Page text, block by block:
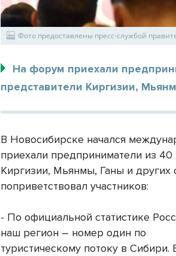
Фото предоставлены пресс-службой
На форум приехали
представители Киргизии,
В Новосибирске начался
приехали предприниматели из
Киргизии, Мьянмы, Ганы и других
поприветствовал участников:
- По официальной статистике
наш регион – номер один по
туристическому потоку в Сибири.